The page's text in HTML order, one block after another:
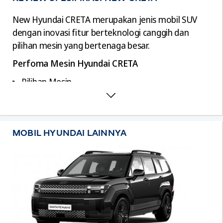
New Hyundai CRETA merupakan jenis mobil SUV
dengan inovasi fitur berteknologi canggih dan
pilihan mesin yang bertenaga besar.
Perfoma Mesin Hyundai CRETA
Pilihan Mesin
Tipe N-Line Turbo 1482 cc 1.5 GDI
Cylinder
Tipe N-Line Turbo 7-speed DCT
Tipe Automatic Non Turbo IVT
Tipe Manual Non Turbo 6-speed manual
Tenaga Mesin
Tipe N-Line Turbo 160 Ps 5500 rpm
MOBIL HYUNDAI LAINNYA